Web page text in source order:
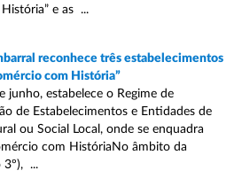
e as ...
reconhece três estabelecimentos
com História”
junho, estabelece o Regime de
de Estabelecimentos e Entidades de
ou Social Local, onde se enquadra
com HistóriaNo âmbito da
3º), ...